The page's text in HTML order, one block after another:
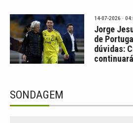
14-07-2026 ·
Jorge
de
dúvidas:
SONDAGEM